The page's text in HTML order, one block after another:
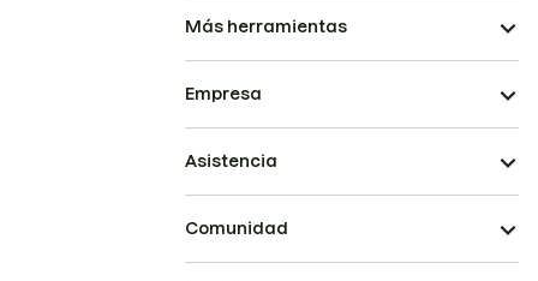
Más herramientas
Empresa
Asistencia
Comunidad